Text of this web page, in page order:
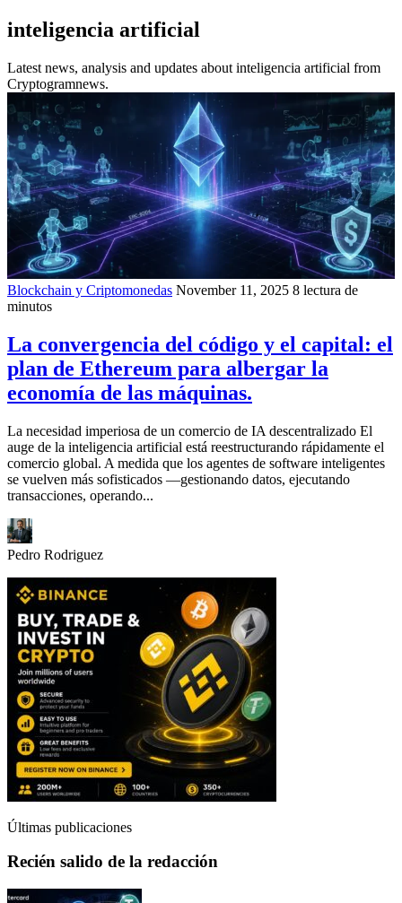
inteligencia artificial
Latest news, analysis and updates about inteligencia artificial from
Cryptogramnews.
Blockchain y Criptomonedas November 11, 2025 8 lectura de
minutos
La convergencia del código y el capital: el
plan de Ethereum para albergar la
economía de las máquinas.
La necesidad imperiosa de un comercio de IA descentralizado El
auge de la inteligencia artificial está reestructurando rápidamente el
comercio global. A medida que los agentes de software inteligentes
se vuelven más sofisticados —gestionando datos, ejecutando
transacciones, operando...
Pedro Rodriguez
Últimas publicaciones
Recién salido de la redacción